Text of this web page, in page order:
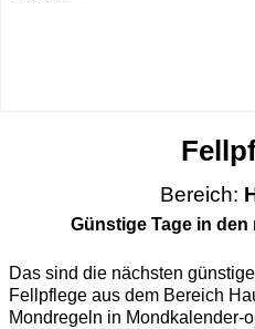
Bereich:
Günstige Tage in
Das sind die nächsten
Fellpflege aus dem Bereich
Mondregeln in Mondkalender-